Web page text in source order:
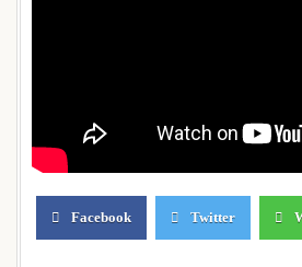
Facebook Twitter